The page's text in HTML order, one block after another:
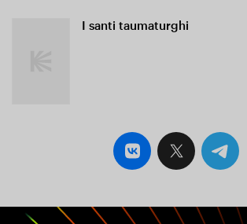
I santi taumaturghi